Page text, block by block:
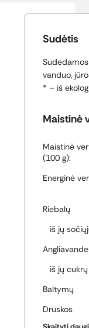
Sudėtis
vanduo,
* – iš
Maistinė
Maistinė
(100 g):
Energinė
Riebalų
iš jų
iš jų cukrų
Baltymų
Druskos